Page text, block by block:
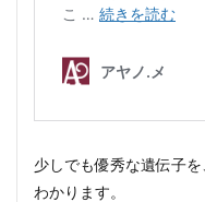
少しでも優秀な遺伝子
わかります。